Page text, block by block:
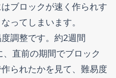
ブロックが速く作られす
ってしまいます。
調整です。約2週間
、直前の期間でブロック
られたかを見て、難易度